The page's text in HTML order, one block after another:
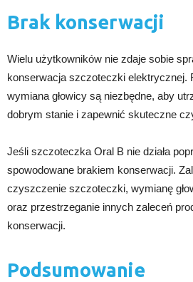
Brak konserwacji
Wielu użytkowników nie zdaje sobie
konserwacja szczoteczki elektrycznej.
wymiana głowicy są niezbędne, aby
dobrym stanie i zapewnić skuteczne
Jeśli szczoteczka Oral B nie działa
spowodowane brakiem konserwacji.
czyszczenie szczoteczki, wymianę
oraz przestrzeganie innych zaleceń
konserwacji.
Podsumowanie